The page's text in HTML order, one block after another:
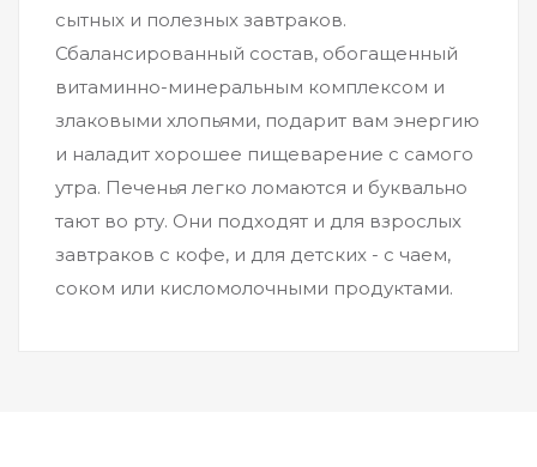
сытных и полезных завтраков.
Сбалансированный состав, обогащенный
витаминно-минеральным комплексом и
злаковыми хлопьями, подарит вам энергию
и наладит хорошее пищеварение с самого
утра. Печенья легко ломаются и буквально
тают во рту. Они подходят и для взрослых
завтраков с кофе, и для детских - с чаем,
соком или кисломолочными продуктами.